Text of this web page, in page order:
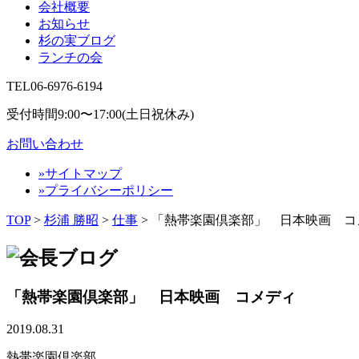
会社概要
お知らせ
杉の実ブログ
ランチの会
TEL06-6976-6194
受付時間9:00〜17:00(土日祝休み)
お問い合わせ
»サイトマップ
»プライバシーポリシー
TOP> 杉浦 勝昭 > 仕事 > 「熱帯楽園倶楽部」 日本映画 コ
「熱帯楽園倶楽部」 日本映画 コメディ
2019.08.31